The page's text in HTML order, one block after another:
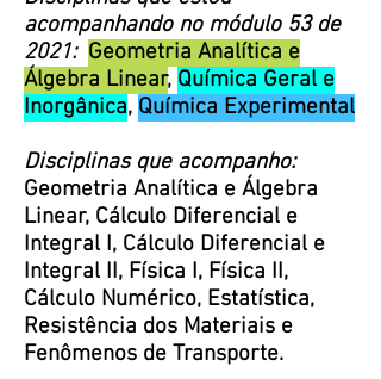
acompanhando no módulo 53 de
2021: Geometria Analítica e
Álgebra Linear, Química Geral e
Inorgânica, Química Experimental
Disciplinas que acompanho:
Geometria Analítica e Álgebra
Linear, Cálculo Diferencial e
Integral I, Cálculo Diferencial e
Integral II, Física I, Física II,
Cálculo Numérico, Estatística,
Resistência dos Materiais e
Fenômenos de Transporte.